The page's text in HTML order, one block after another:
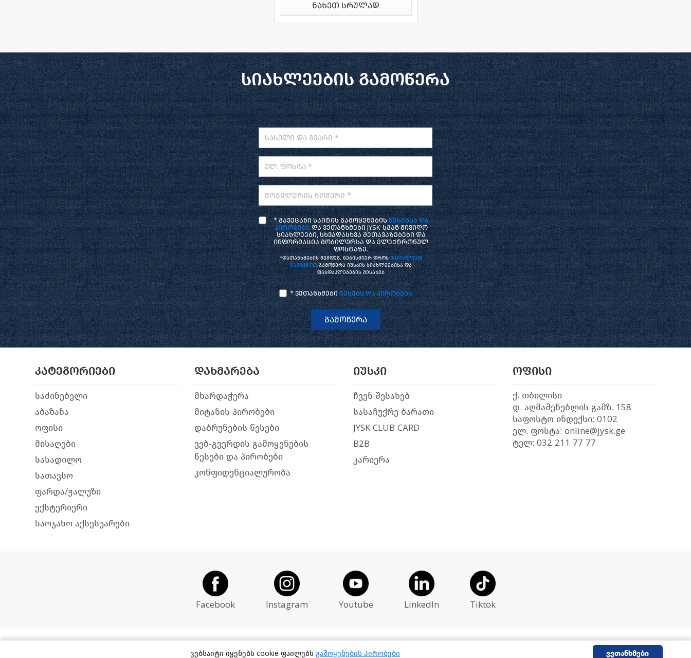
ნახეთ სრულად
სიახლეების გამოწერა
სახელი და გვარი *
ელ. ფოსტა *
მობილურის ნომერი *
* გავეცანი საიტის გამოყენებისწესებსა და
პირობებსდა ვეთანხმები JYSK-სგან მივიღო
სიახლეები, სხვადასხვა შეთავაზებები და
ინფორმაცია მობილურსა და ელექტრონულ
ფოსტაზე.
*დათანხმების შემდეგ, ნებისმიერ დროსშეგიძლიათ
გააუქმოთ გამოწერა იუსკის სიახლეებისა და
ფასდაკლებების შესახებ
* ვეთანხმებიწესებს და პირობებს
გამოწერა
კატეგორიები
საძინებელი
აბაზანა
ოფისი
მისაღები
სასადილო
სათავსო
ფარდა/ჟალუზი
ექსტერიერი
საოჯახო აქსესუარები
დახმარება
მხარდაჭერა
მიტანის პირობები
დაბრუნების წესები
ვებ-გვერდის გამოყენების
წესები და პირობები
კონფიდენციალურობა
იუსკი
ჩვენ შესახებ
სასაჩუქრე ბარათი
JYSK CLUB CARD
B2B
კარიერა
ოფისი
ქ. თბილისი
დ. აღმაშენებლის გამზ. 158
საფოსტო ინდექსი: 0102
ელ. ფოსტა: online@jysk.ge
ტელ: 032 211 77 77
Facebook Instagram Youtube LinkedIn Tiktok
ვებსაიტი იყენებს cookie ფაილებს გამოყენების პირობები ვეთანხმები